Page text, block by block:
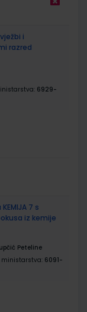
i
razred
6929-
7 s
iz kemije
Peteline
ministarstva: 6091-